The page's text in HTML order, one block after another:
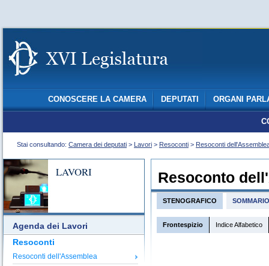
CONOSCERE LA CAMERA DEPUTATI ORGANI
Stai consultando: Camera dei deputati > Lavori > Resoconti > Resoconti
LAVORI
Agenda dei Lavori
Resoconti
Resoconti dell'Assemblea
Resoconto
STENOGRAFICO SOMMARIO
Frontespizio Indice Alfabetico